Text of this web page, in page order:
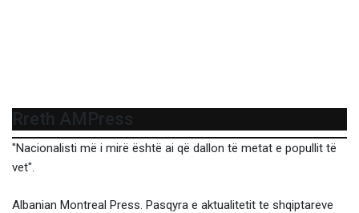
Rreth AMPress
"Nacionalisti më i mirë është ai që dallon të metat e popullit të
vet".
Albanian Montreal Press. Pasqyra e aktualitetit te shqiptareve